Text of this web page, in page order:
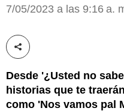
7/05/2023 a las 9:16 a.
Compartir esta noticia
Desde '¿Usted no
historias que te
como 'Nos vamos pal